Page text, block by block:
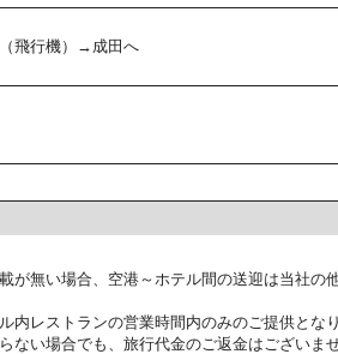
飛行機）→成田へ
が無い場合、空港～ホテル間の送迎は当社
内レストランの営業時間内のみのご提供となり
ない場合でも、旅行代金のご返金はございませ